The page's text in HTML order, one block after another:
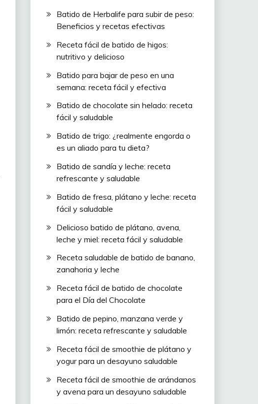
Batido de Herbalife para subir de peso:
Beneficios y recetas efectivas
Receta fácil de batido de higos:
nutritivo y delicioso
Batido para bajar de peso en una
semana: receta fácil y efectiva
Batido de chocolate sin helado: receta
fácil y saludable
Batido de trigo: ¿realmente engorda o
es un aliado para tu dieta?
Batido de sandía y leche: receta
refrescante y saludable
Batido de fresa, plátano y leche: receta
fácil y saludable
Delicioso batido de plátano, avena,
leche y miel: receta fácil y saludable
Receta saludable de batido de banano,
zanahoria y leche
Receta fácil de batido de chocolate
para el Día del Chocolate
Batido de pepino, manzana verde y
limón: receta refrescante y saludable
Receta fácil de smoothie de plátano y
yogur para un desayuno saludable
Receta fácil de smoothie de arándanos
y avena para un desayuno saludable